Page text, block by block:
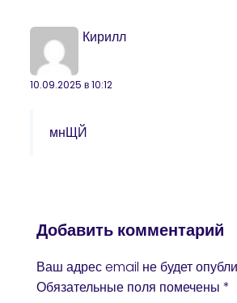
Кирилл
10.09.2025 в 10:12
мнЩЙ
Добавить комментарий
Ваш адрес email не будет
Обязательные поля помечены *